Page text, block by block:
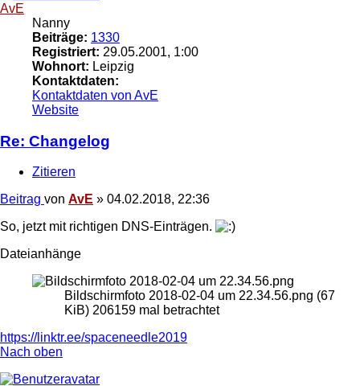
AvE
Nanny
Beiträge: 1330
Registriert: 29.05.2001, 1:00
Wohnort: Leipzig
Kontaktdaten:
Kontaktdaten von AvE
Website
Re: Changelog
Zitieren
Beitrag von AvE » 04.02.2018, 22:36
So, jetzt mit richtigen DNS-Einträgen.
Dateianhänge
Bildschirmfoto 2018-02-04 um 22.34.56.png (67
KiB) 206159 mal betrachtet
https://linktr.ee/spaceneedle2019
Nach oben